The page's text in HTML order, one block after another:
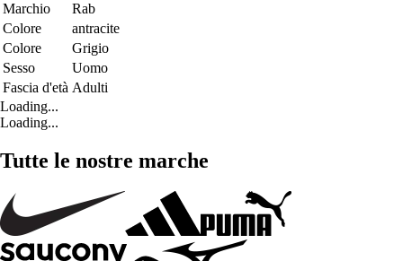
Marchio
Rab
Colore
antracite
Colore
Grigio
Sesso
Uomo
Fascia d'età Adulti
Loading...
Loading...
Tutte le nostre marche